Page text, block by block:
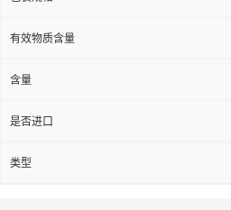
有效物质含量
含量
是否进口
类型